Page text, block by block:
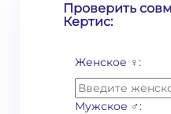
Проверить
Кертис:
Женское ♀:
Мужское ♂: